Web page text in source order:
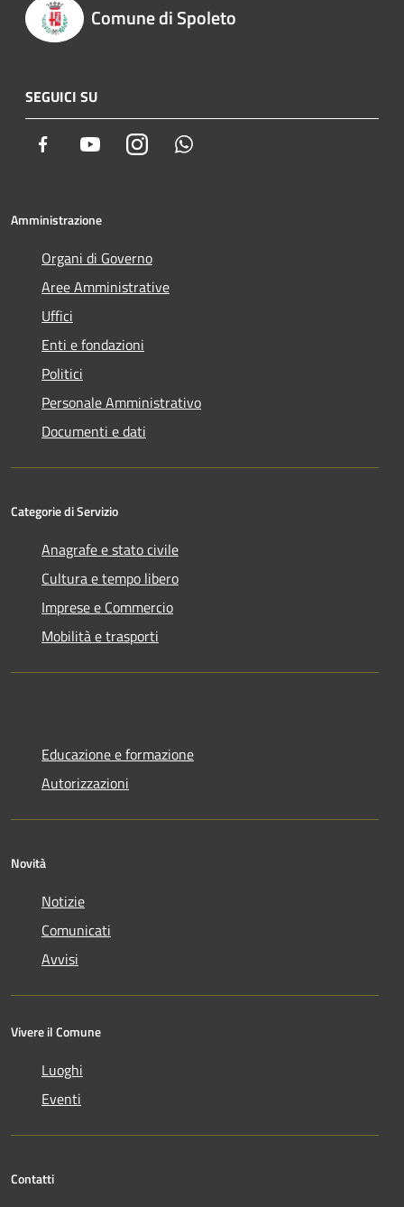
Comune di Spoleto
SEGUICI SU
Facebook YoutubeInstagram
Amministrazione
Organi di Governo
Aree Amministrative
Uffici
Enti e fondazioni
Politici
Personale Amministrativo
Documenti e dati
Categorie di Servizio
Anagrafe e stato civile
Cultura e tempo libero
Imprese e Commercio
Mobilità e trasporti
Educazione e formazione
Autorizzazioni
Novità
Notizie
Comunicati
Avvisi
Vivere il Comune
Luoghi
Eventi
Contatti